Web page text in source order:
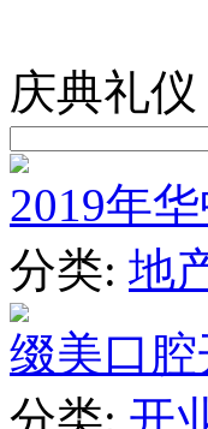
庆典礼仪
2019年
分类: 地
缀美口